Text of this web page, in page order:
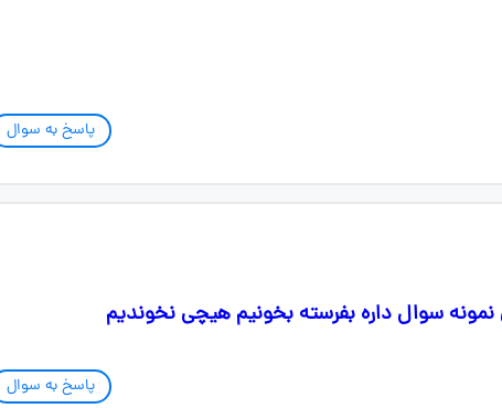
پاسخ به سوال
سوال داره بفرسته بخونیم هیچی نخوندیم
پاسخ به سوال